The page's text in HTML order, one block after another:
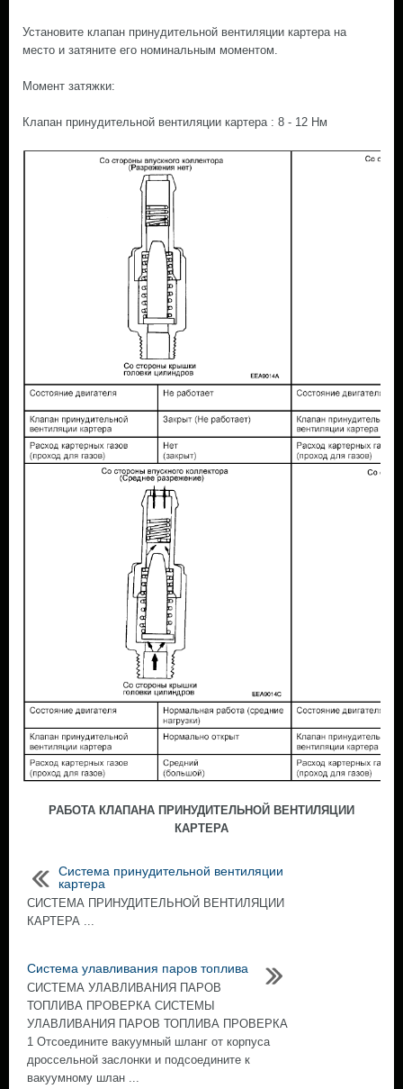
Установите клапан принудительной вентиляции картера на
место и затяните его номинальным моментом.
Момент затяжки:
Клапан принудительной вентиляции картера : 8 - 12 Нм
РАБОТА КЛАПАНА ПРИНУДИТЕЛЬНОЙ ВЕНТИЛЯЦИИ
КАРТЕРА
Система принудительной вентиляции
картера
СИСТЕМА ПРИНУДИТЕЛЬНОЙ ВЕНТИЛЯЦИИ
КАРТЕРА ...
Система улавливания паров топлива
СИСТЕМА УЛАВЛИВАНИЯ ПАРОВ
ТОПЛИВА ПРОВЕРКА СИСТЕМЫ
УЛАВЛИВАНИЯ ПАРОВ ТОПЛИВА ПРОВЕРКА
1 Отсоедините вакуумный шланг от корпуса
дроссельной заслонки и подсоедините к
вакуумному шлан ...